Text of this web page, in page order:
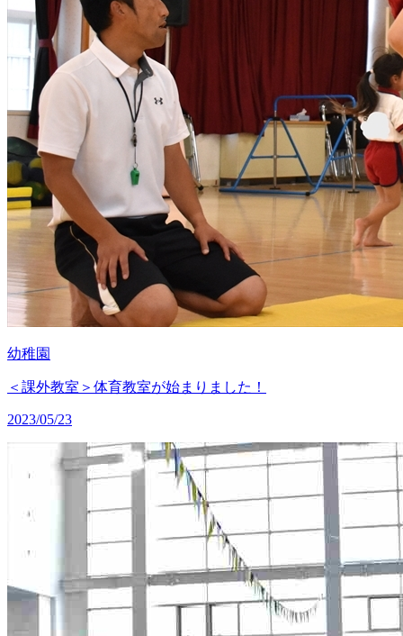
幼稚園
＜課外教室＞体育教室が始まりました！
2023/05/23